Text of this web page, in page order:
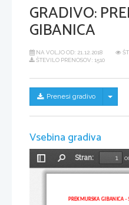
GRADIVO:
GIBANICA
NA VOLJO OD: 21.12.2018
ŠTEVILO PRENOSOV: 1510
Prenesi gradivo
Vsebina gradiva
Preklopi
stransko
Stran:
PREKMURSKA GIBANICA -